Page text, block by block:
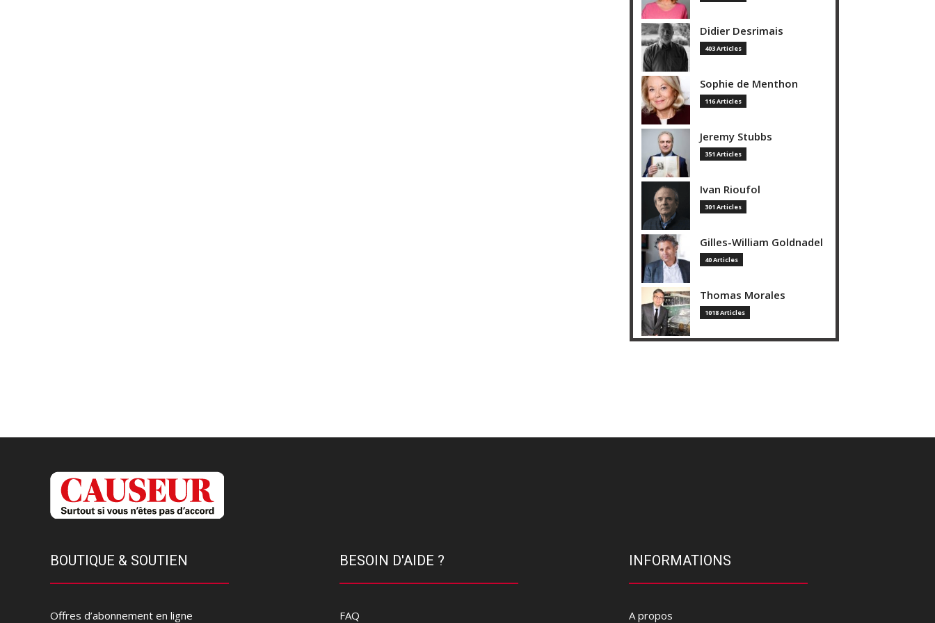
Didier Desrimais
403 Articles
Sophie de Menthon
116 Articles
Jeremy Stubbs
351 Articles
Ivan Rioufol
301 Articles
Gilles-William Goldnadel
40 Articles
Thomas Morales
1018 Articles
BOUTIQUE & SOUTIEN
Offres d’abonnement en ligne
BESOIN D'AIDE ?
FAQ
INFORMATIONS
A propos